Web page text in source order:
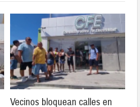
Vecinos bloquean calles en